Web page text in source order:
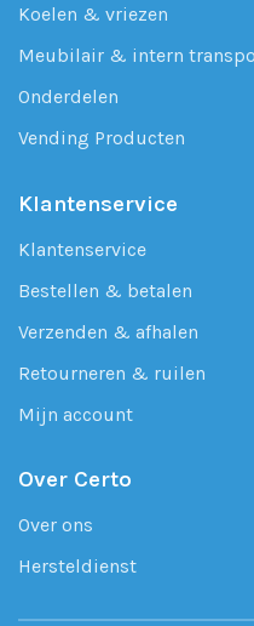
Koelen & vriezen
Meubilair & intern
Onderdelen
Vending Producten
Klantenservice
Klantenservice
Bestellen & betalen
Verzenden & afhalen
Retourneren & ruilen
Mijn account
Over Certo
Over ons
Hersteldienst